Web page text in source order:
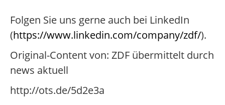
Folgen Sie uns gerne auch bei LinkedIn
(https://www.linkedin.com/company/zdf/).
Original-Content von: ZDF übermittelt durch
news aktuell
http://ots.de/5d2e3a